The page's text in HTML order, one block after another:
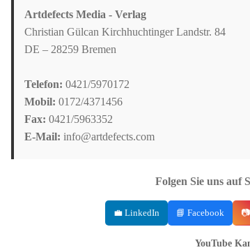
Artdefects Media - Verlag
Christian Gülcan Kirchhuchtinger Landstr. 84
DE – 28259 Bremen
Telefon: 0421/5970172
Mobil: 0172/4371456
Fax: 0421/5963352
E-Mail: info@artdefects.com
Folgen Sie uns auf
💼 LinkedIn 📘 Facebook
YouTube